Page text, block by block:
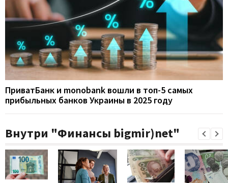
ПриватБанк и monobank вошли в топ-5 самых
прибыльных банков Украины в 2025 году
Внутри "Финансы bigmir)net"